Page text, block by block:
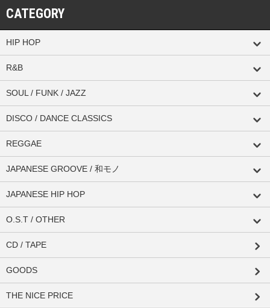
CATEGORY
HIP HOP
R&B
SOUL / FUNK / JAZZ
DISCO / DANCE CLASSICS
REGGAE
JAPANESE GROOVE / 和モノ
JAPANESE HIP HOP
O.S.T / OTHER
CD / TAPE
GOODS
THE NICE PRICE